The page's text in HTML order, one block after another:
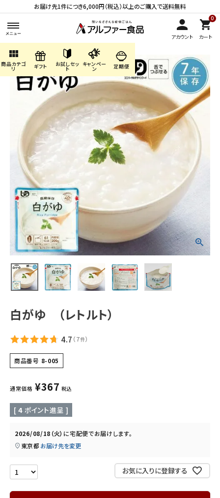
お届け先1件につき6,000円（税込）以上のご購入で送料無料
アカウント
0
カート
view_module
商品カテゴ
リ ギフト お試しセッ
ト
キャンペー
ン 定期便
search
ACCOUNT MENU
ようこそ ゲスト 様
ログイン 会員登録
商品カテゴリから探す
キャンペーン・季節商品・
数量限定から探す
ギフトから探す
定期便から探す
出雲のおもてなしシリーズから探す
長期保存食（非常食）から探す
まごころお赤飯・その他から探す
コンテンツ
お知らせ
読み物
ご利用ガイド
白がゆ （レトルト）
4.7 （7件）
商品番号 8-005
通常価格 ¥367 税込
[ 4 ポイント進呈 ]
2026/08/18（火） に宅配便でお届けします。
東京都 お届け先を変更
お気に入りに登録する